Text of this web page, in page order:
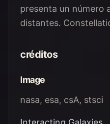
presenta un número
distantes.
créditos
Image
nasa, esa, csA, stsci